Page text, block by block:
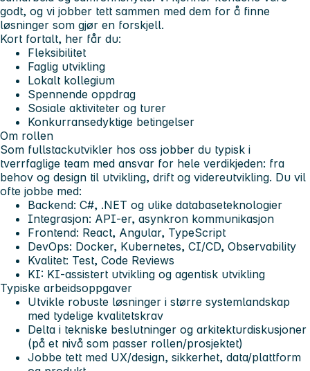
godt, og vi jobber tett sammen med dem for å finne
løsninger som gjør en forskjell.
Kort fortalt, her får du:
Fleksibilitet
Faglig utvikling
Lokalt kollegium
Spennende oppdrag
Sosiale aktiviteter og turer
Konkurransedyktige betingelser
Om rollen
Som fullstackutvikler hos oss jobber du typisk i
tverrfaglige team med ansvar for hele verdikjeden: fra
behov og design til utvikling, drift og videreutvikling. Du vil
ofte jobbe med:
Backend: C#, .NET og ulike databaseteknologier
Integrasjon: API-er, asynkron kommunikasjon
Frontend: React, Angular, TypeScript
DevOps: Docker, Kubernetes, CI/CD, Observability
Kvalitet: Test, Code Reviews
KI: KI-assistert utvikling og agentisk utvikling
Typiske arbeidsoppgaver
Utvikle robuste løsninger i større systemlandskap
med tydelige kvalitetskrav
Delta i tekniske beslutninger og arkitekturdiskusjoner
(på et nivå som passer rollen/prosjektet)
Jobbe tett med UX/design, sikkerhet, data/plattform